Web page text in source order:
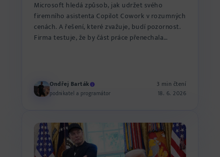
Microsoft hledá způsob, jak udržet svého
firemního asistenta Copilot Cowork v rozumných
cenách. A řešení, které zvažuje, budí pozornost.
Firma testuje, že by část práce přenechala
Ondřej Barták
podnikatel a programátor
3 min čtení
18. 6. 2026